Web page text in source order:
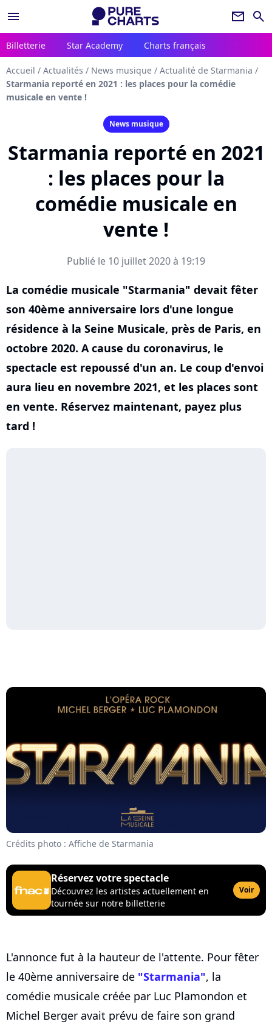
menu newsletter search
Billetterie Star Academy Charts français
Accueil / Actualités / News musique / Actualité de Starmania /
Starmania reporté en 2021 : les places pour la comédie
musicale en vente !
News musique
Starmania reporté en 2021
: les places pour la
comédie musicale en
vente !
Publié le 10 juillet 2020 à 19:19
La comédie musicale "Starmania" devait fêter
son 40ème anniversaire lors d'une longue
résidence à la Seine Musicale, près de Paris, en
octobre 2020. A cause du coronavirus, le
spectacle est repoussé d'un an. Le coup d'envoi
aura lieu en novembre 2021, et les places sont
en vente. Réservez maintenant, payez plus
tard !
Crédits photo : Affiche de Starmania
Réservez votre spectacle
Découvrez les artistes actuellement en
tournée sur notre billetterie
Voir
L'annonce fut à la hauteur de l'attente. Pour fêter
le 40ème anniversaire de "Starmania", la
comédie musicale créée par Luc Plamondon et
Michel Berger avait prévu de faire son grand